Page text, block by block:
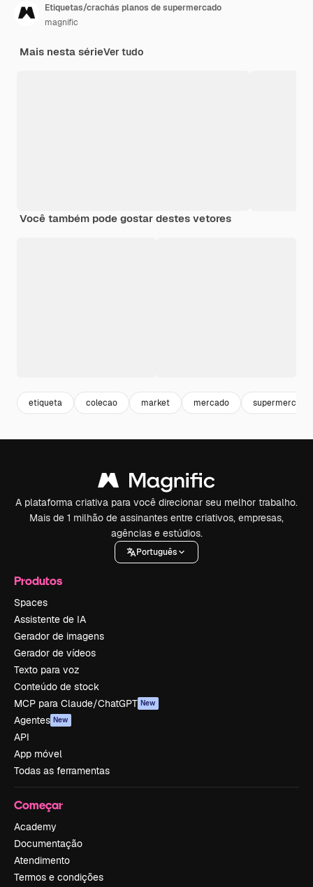
Etiquetas/crachás planos de supermercado
magnific
Mais nesta sérieVer tudo
Você também pode gostar destes vetores
etiqueta colecao market mercado supermercado
A plataforma criativa para você direcionar seu melhor trabalho.
Mais de 1 milhão de assinantes entre criativos, empresas,
agências e estúdios.
Português
Produtos
Spaces
Assistente de IA
Gerador de imagens
Gerador de vídeos
Texto para voz
Conteúdo de stock
MCP para Claude/ChatGPT New
Agentes New
API
App móvel
Todas as ferramentas
Começar
Academy
Documentação
Atendimento
Termos e condições